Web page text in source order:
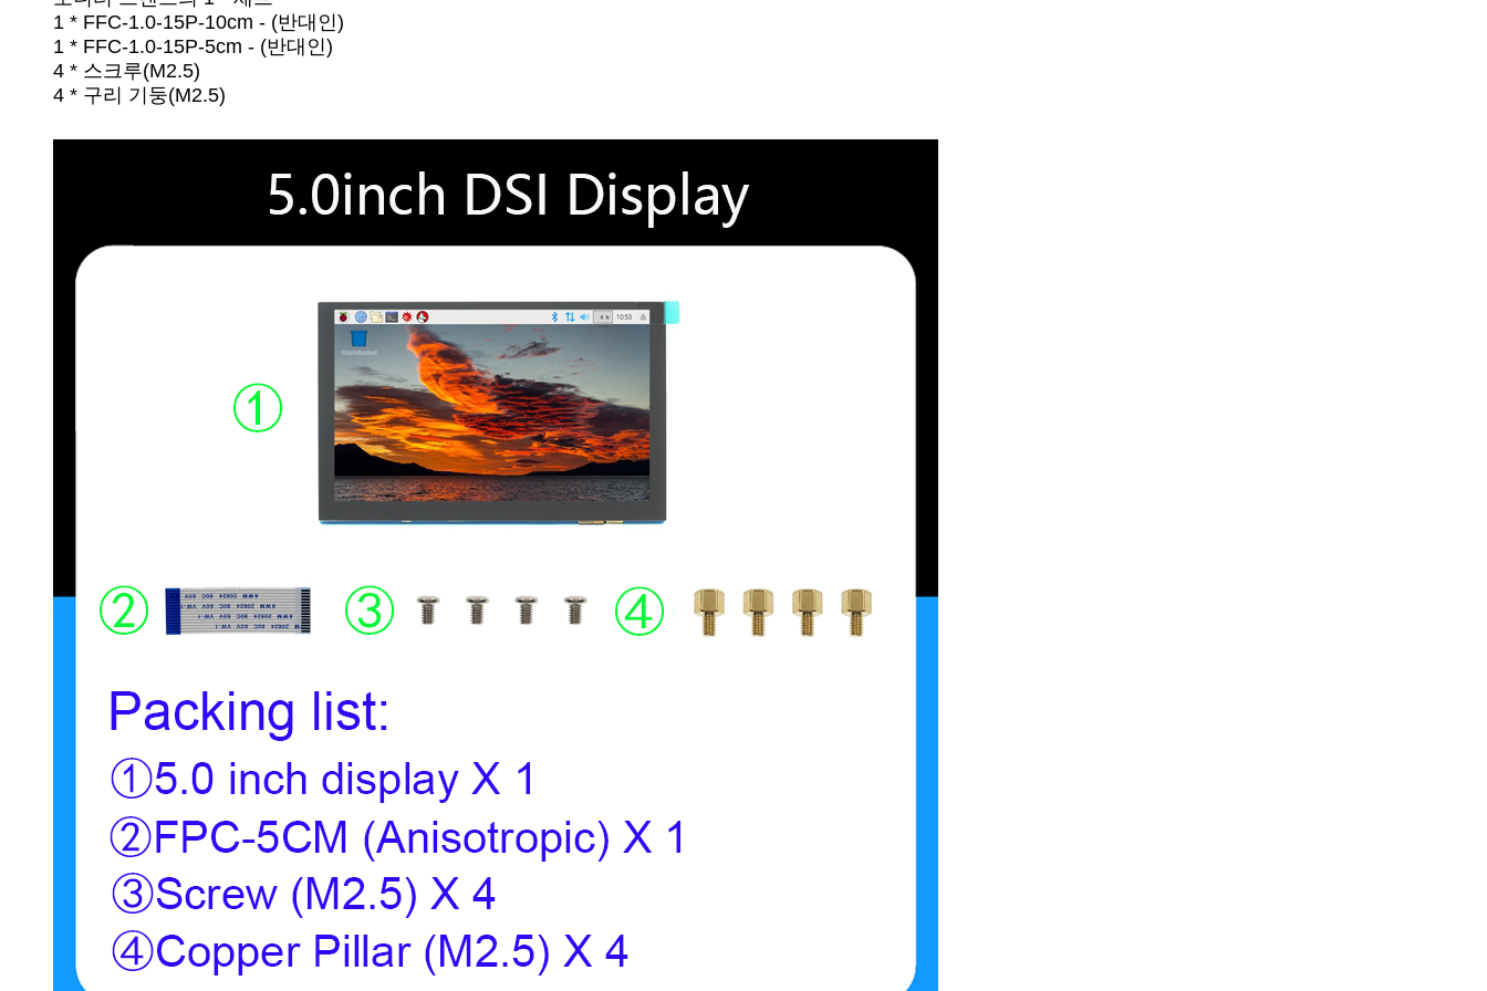
1 * FFC-1.0-15P-10cm - (반대인)
1 * FFC-1.0-15P-5cm - (반대인)
4 * 스크루(M2.5)
4 * 구리 기둥(M2.5)